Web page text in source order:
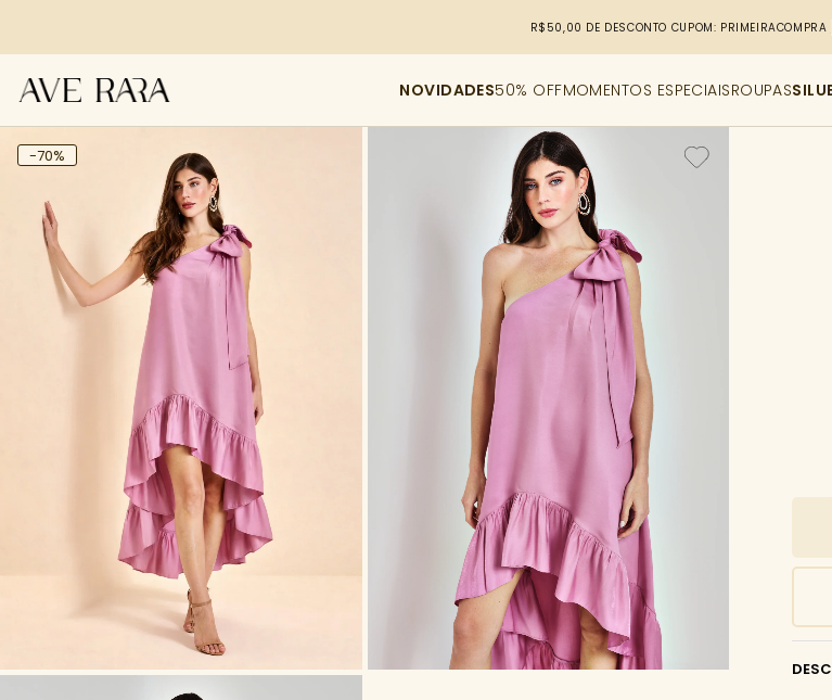
R$50,00 DE DESCONTO CUPOM: PRIMEIRACOMPRA
NOVIDADES50% OFFMOMENTOS ESPECIAISROUPAS
-70%